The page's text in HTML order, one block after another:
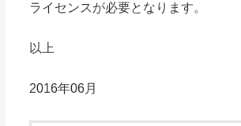
ライセンスが必要となります。
以上
2016年06月